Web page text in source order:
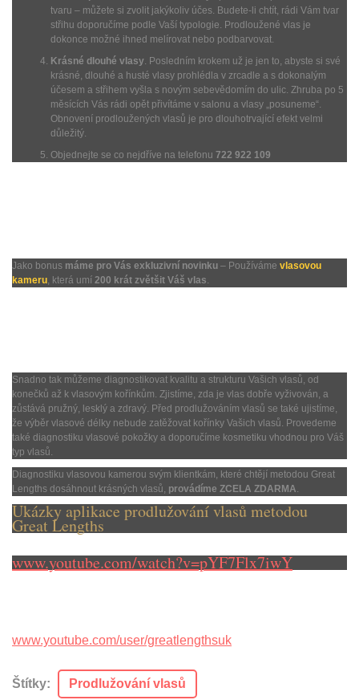
tvaru – můžete si zvolit jakýkoliv účes. Budete-li chtít, rádi Vám tvar
střihu doporučíme podle Vaší typologie. Prodloužené vlas je
dokonce možné ihned melírovat nebo podbarvovat.
Krásné dlouhé vlasy. Posledním krokem už je jen to, abyste si své
krásné, dlouhé a husté vlasy prohlédla v zrcadle a s dokonalým
účesem a střihem vyšla s novým sebevědomím do ulic. Zhruba po 5
měsících Vás rádi opět přivítáme v salonu a vlasy „posuneme“.
Obnovení prodloužených vlasů je pro dlouhotrvající efekt velmi
důležitý.
Objednejte se co nejdříve na telefonu 722 922 109
Jako bonus máme pro Vás exkluzivní novinku – Používáme vlasovou
kameru, která umí 200 krát zvětšit Váš vlas.
Snadno tak můžeme diagnostikovat kvalitu a strukturu Vašich vlasů, od
konečků až k vlasovým kořínkům. Zjistíme, zda je vlas dobře vyživován, a
zůstává pružný, lesklý a zdravý. Před prodlužováním vlasů se také ujistíme,
že výběr vlasové délky nebude zatěžovat kořínky Vašich vlasů. Provedeme
také diagnostiku vlasové pokožky a doporučíme kosmetiku vhodnou pro Váš
typ vlasů.
Diagnostiku vlasovou kamerou svým klientkám, které chtějí metodou Great
Lengths dosáhnout krásných vlasů, provádíme ZCELA ZDARMA.
Ukázky aplikace prodlužování vlasů metodou
Great Lengths
www.youtube.com/watch?v=pYF7Flx7iwY
www.youtube.com/user/greatlengthsuk
Štítky: Prodlužování vlasů